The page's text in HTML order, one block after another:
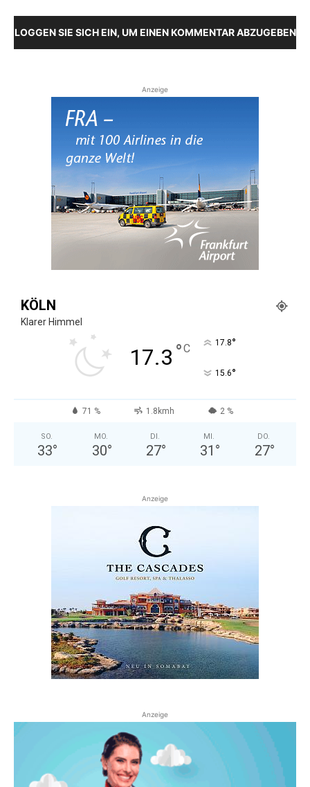
LOGGEN SIE SICH EIN, UM EINEN KOMMENTAR ABZUGEBEN
Anzeige
KÖLN
Klarer Himmel
17.3 °C 17.8°
15.6°
71 % 1.8kmh 2 %
SO.
33°
MO.
30°
DI.
27°
MI.
31 °
DO.
27°
Anzeige
Anzeige